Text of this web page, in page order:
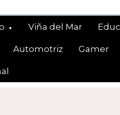
Viña del Mar
Automotriz Gamer